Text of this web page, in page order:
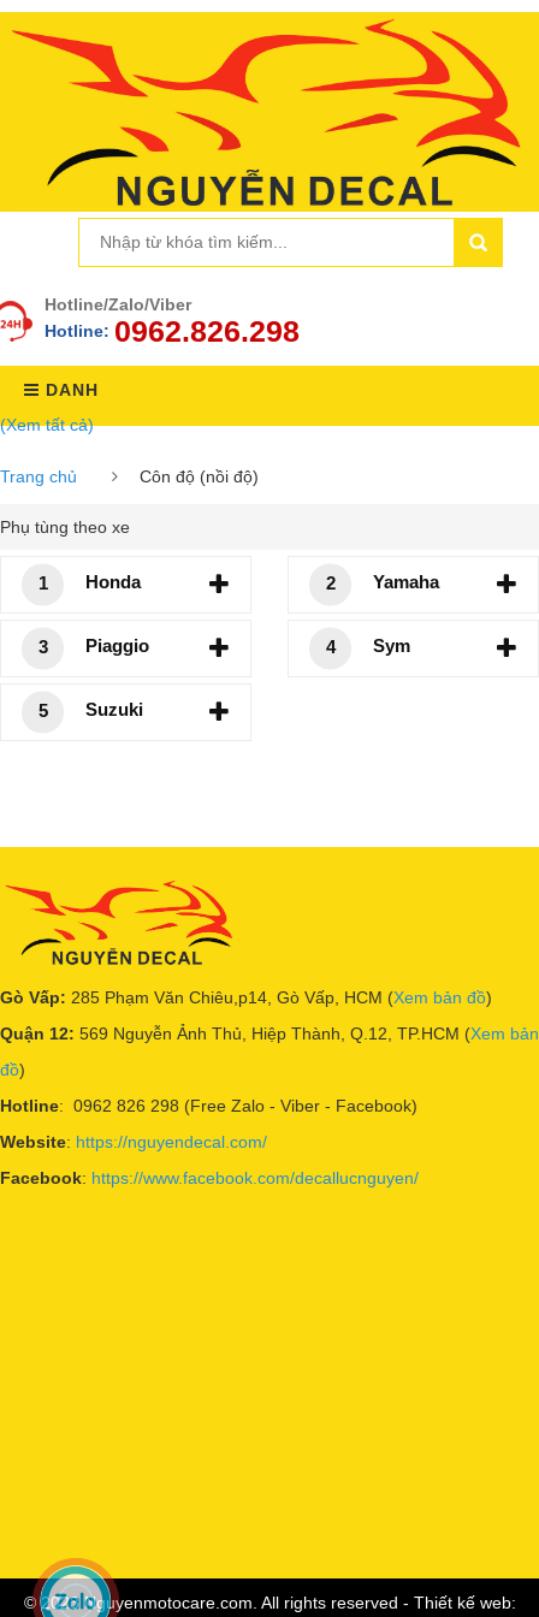
Hotline/Zalo/Viber
Hotline: 0962.826.298
DANH
(Xem tất cả)
Trang chủ Côn độ (nồi độ)
Phụ tùng theo xe
1 Honda 2 Yamaha
3 Piaggio 4 Sym
5 Suzuki
Gò Vấp: 285 Phạm Văn Chiêu,p14, Gò Vấp, HCM (Xem bản đồ)
Quận 12: 569 Nguyễn Ảnh Thủ, Hiệp Thành, Q.12, TP.HCM (Xem bản
đồ)
Hotline: 0962 826 298 (Free Zalo - Viber - Facebook)
Website: https://nguyendecal.com/
Facebook: https://www.facebook.com/decallucnguyen/
© 2023 Nguyenmotocare.com. All rights reserved - Thiết kế web: